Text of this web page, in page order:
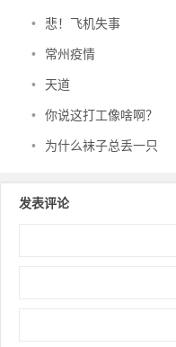
• 悲！飞机失事
• 常州疫情
• 天道
• 你说这打工像啥啊？
• 为什么袜子总丢一只
发表评论